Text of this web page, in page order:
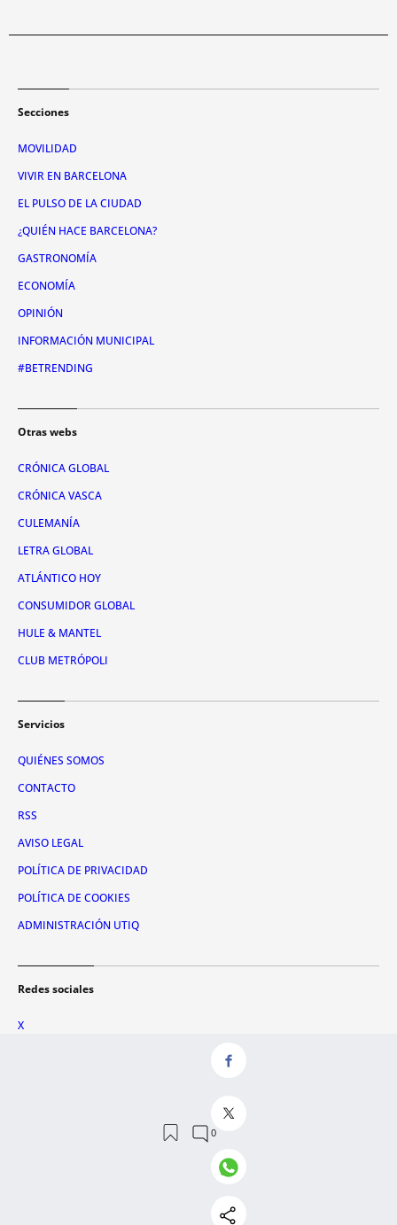
Secciones
MOVILIDAD
VIVIR EN BARCELONA
EL PULSO DE LA CIUDAD
¿QUIÉN HACE BARCELONA?
GASTRONOMÍA
ECONOMÍA
OPINIÓN
INFORMACIÓN MUNICIPAL
#BETRENDING
Otras webs
CRÓNICA GLOBAL
CRÓNICA VASCA
CULEMANÍA
LETRA GLOBAL
ATLÁNTICO HOY
CONSUMIDOR GLOBAL
HULE & MANTEL
CLUB METRÓPOLI
Servicios
QUIÉNES SOMOS
CONTACTO
RSS
AVISO LEGAL
POLÍTICA DE PRIVACIDAD
POLÍTICA DE COOKIES
ADMINISTRACIÓN UTIQ
Redes sociales
X